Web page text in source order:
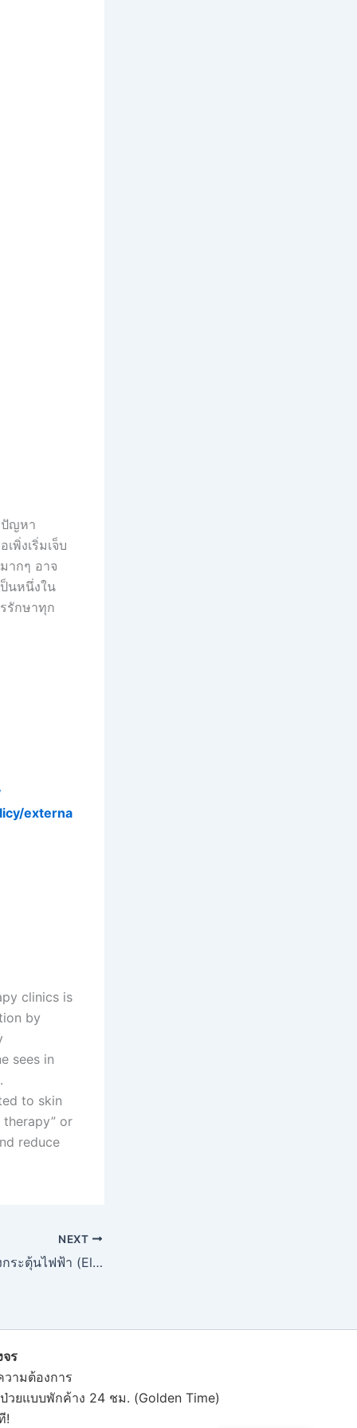
ปัญหา
พิ่งเริ่มเจ็บ
ากๆ อาจ
นหนึ่งใน
รักษาทุก
externa
clinics is
by
sees in
to skin
or
reduce
NEXT
การรักษาด้วยเครื่องกระตุ้นไฟฟ้า (Electrical Stimulation)
ร
ามต้องการ
วยแบบพักค้าง 24 ชม. (Golden Time)
!